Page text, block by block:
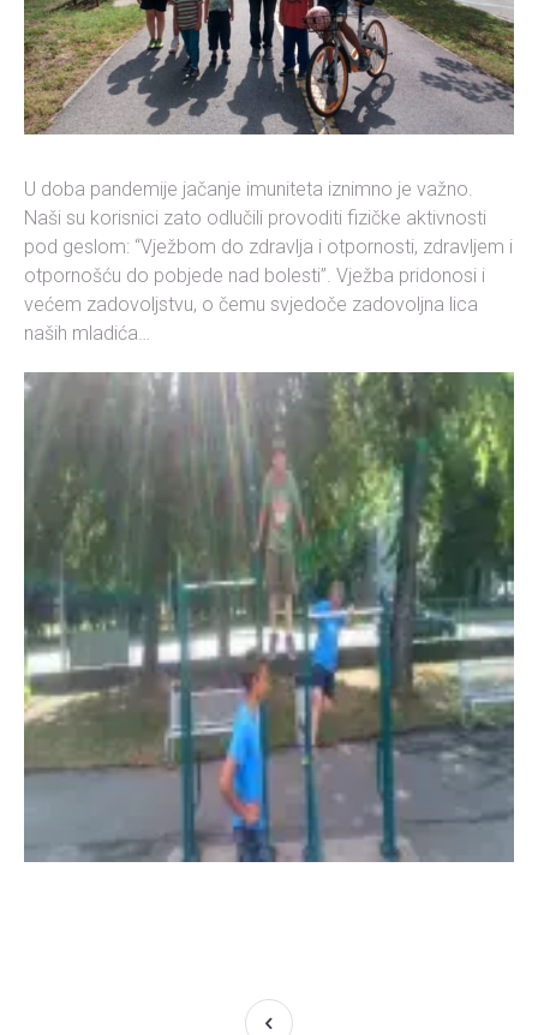
U doba pandemije jačanje imuniteta iznimno je važno.
Naši su korisnici zato odlučili provoditi fizičke aktivnosti
pod geslom: “Vježbom do zdravlja i otpornosti, zdravljem i
otpornošću do pobjede nad bolesti”. Vježba pridonosi i
većem zadovoljstvu, o čemu svjedoče zadovoljna lica
naših mladića…